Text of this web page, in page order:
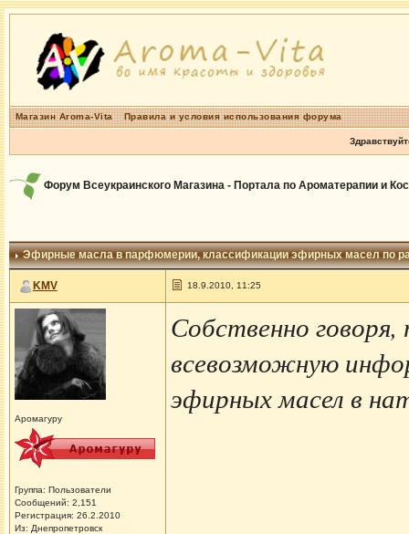
Магазин Aroma-Vita Правила и условия использования форума
Форум Всеукраинского Магазина - Портала по Ароматерапии и
Эфирные масла в парфюмерии, классификации эфирных масел по
KMV 18.9.2010, 11:25
Аромагуру
Группа: Пользователи
Сообщений: 2,151
Регистрация: 26.2.2010
Из: Днепропетровск
Собственно
всевозможную
эфирных масел в